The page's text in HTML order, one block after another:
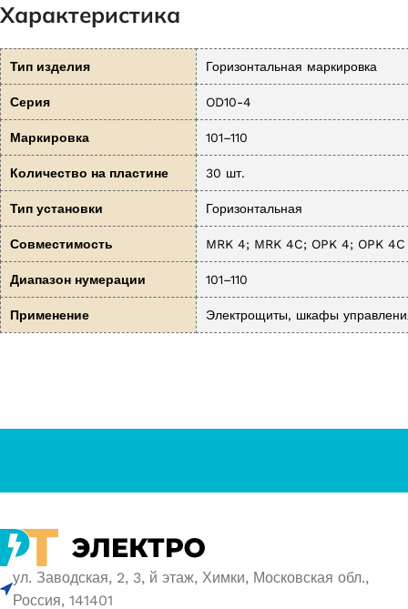
Характеристика
Тип изделия Горизонтальная маркировка
Серия OD10-4
Маркировка 101–110
Количество на пластине 30 шт.
Тип установки Горизонтальная
Совместимость MRK 4; MRK 4C; OPK 4; OPK 4C
Диапазон нумерации 101–110
Применение Электрощиты, шкафы
ул. Заводская, 2, 3, й этаж, Химки, Московская обл.,
Россия, 141401